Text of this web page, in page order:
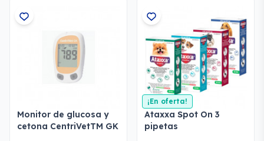
Monitor de glucosa y
cetona CentriVetTM GK
¡En oferta!
Ataxxa Spot On 3
pipetas